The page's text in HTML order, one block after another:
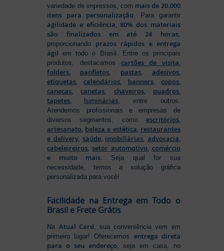
variedade de impressos, com mais de 20.000
itens para personalização . Para garantir
agilidade e eficiência, 80% dos materiais
são finalizados em até 24 horas,
proporcionando prazos rápidos e entrega
ágil em todo o Brasil. Entre os principais
produtos, destacamos cartões de visita,
folders, panfletos, pastas, adesivos,
etiquetas,calendários, banners, copos,
canecas,canetas, chaveiros, quadros,
tapetes, luminárias , entre outros.
Atendemos profissionais e empresas de
diversos segmentos, como escritórios,
artesanato, beleza e estética, restaurantes
e delivery, saúde, imobiliárias, advocacia,
cabeleireiros, setor automotivo, comércio
e muito mais . Seja qual for sua
necessidade, temos a solução gráfica
personalizada para você!
Facilidade na Entrega em Todo o
Brasil e Frete Grátis
Na Atual Card, sua conveniência vem em
primeiro lugar! Oferecemos entrega direta
para o seu endereço, seja em casa, no